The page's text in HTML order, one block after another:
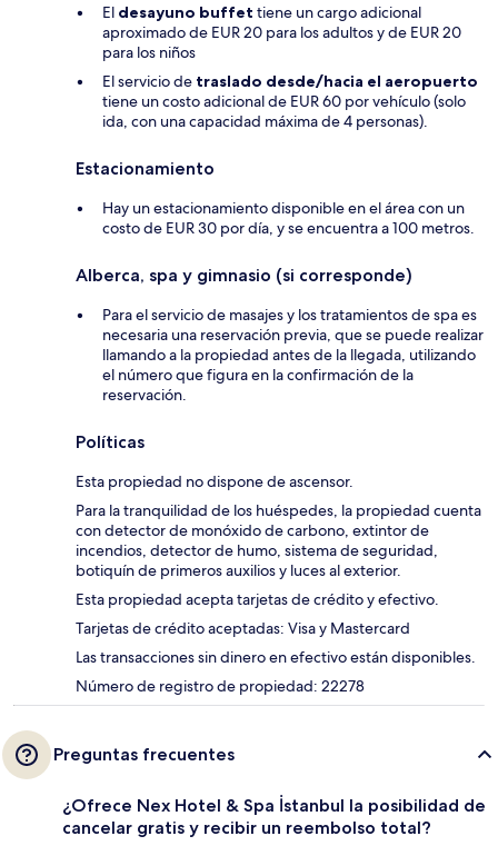
El desayuno buffet tiene un cargo adicional
aproximado de EUR 20 para los adultos y de EUR 20
para los niños
El servicio de traslado desde/hacia el aeropuerto
tiene un costo adicional de EUR 60 por vehículo (solo
ida, con una capacidad máxima de 4 personas).
Estacionamiento
Hay un estacionamiento disponible en el área con un
costo de EUR 30 por día, y se encuentra a 100 metros.
Alberca, spa y gimnasio (si corresponde)
Para el servicio de masajes y los tratamientos de spa es
necesaria una reservación previa, que se puede realizar
llamando a la propiedad antes de la llegada, utilizando
el número que figura en la confirmación de la
reservación.
Políticas
Esta propiedad no dispone de ascensor.
Para la tranquilidad de los huéspedes, la propiedad cuenta
con detector de monóxido de carbono, extintor de
incendios, detector de humo, sistema de seguridad,
botiquín de primeros auxilios y luces al exterior.
Esta propiedad acepta tarjetas de crédito y efectivo.
Tarjetas de crédito aceptadas: Visa y Mastercard
Las transacciones sin dinero en efectivo están disponibles.
Número de registro de propiedad: 22278
Preguntas frecuentes
¿Ofrece Nex Hotel & Spa İstanbul la posibilidad de
cancelar gratis y recibir un reembolso total?